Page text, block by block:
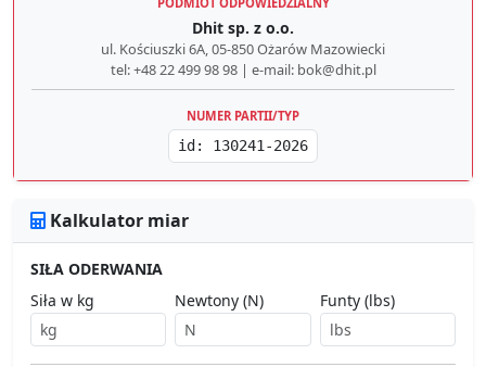
Dhit sp. z o.o.
ul. Kościuszki 6A, 05-850 Ożarów Mazowiecki
tel: +48 22 499 98 98 | e-mail: bok@dhit.pl
NUMER PARTII/TYP
id: 130241-2026
Kalkulator miar
SIŁA ODERWANIA
Siła w kg
Newtony (N) Funty (lbs)